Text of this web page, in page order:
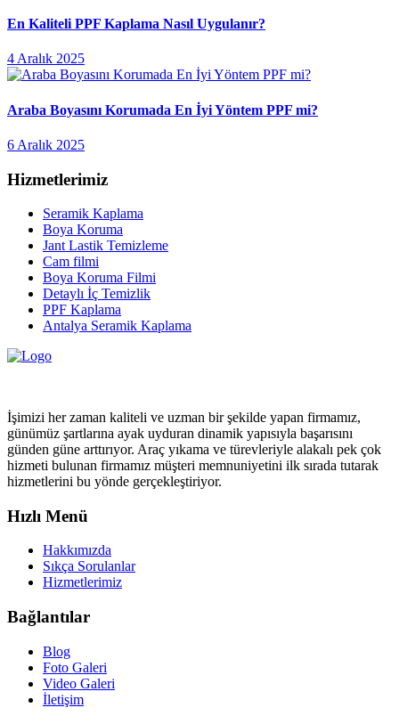
En Kaliteli PPF Kaplama Nasıl Uygulanır?
4 Aralık 2025
Araba Boyasını Korumada En İyi Yöntem PPF mi?
6 Aralık 2025
Hizmetlerimiz
Seramik Kaplama
Boya Koruma
Jant Lastik Temizleme
Cam filmi
Boya Koruma Filmi
Detaylı İç Temizlik
PPF Kaplama
Antalya Seramik Kaplama
İşimizi her zaman kaliteli ve uzman bir şekilde yapan firmamız,
günümüz şartlarına ayak uyduran dinamik yapısıyla başarısını
günden güne arttırıyor. Araç yıkama ve türevleriyle alakalı pek çok
hizmeti bulunan firmamız müşteri memnuniyetini ilk sırada tutarak
hizmetlerini bu yönde gerçekleştiriyor.
Hızlı Menü
Hakkımızda
Sıkça Sorulanlar
Hizmetlerimiz
Bağlantılar
Blog
Foto Galeri
Video Galeri
İletişim